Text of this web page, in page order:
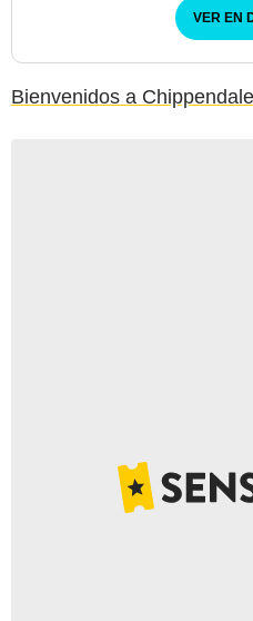
VER EN
Bienvenidos a